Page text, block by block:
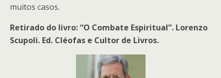
muitos casos.
Retirado do livro: “O Combate Espiritual”. Lorenzo
Scupoli. Ed. Cléofas e Cultor de Livros.